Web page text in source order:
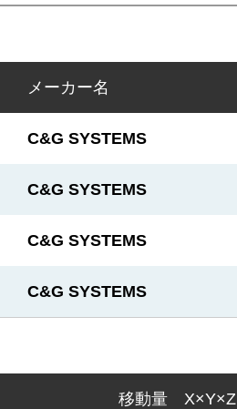
メーカー名
C&G SYSTEMS
C&G SYSTEMS
C&G SYSTEMS
C&G SYSTEMS
移動量 X×Y×Z